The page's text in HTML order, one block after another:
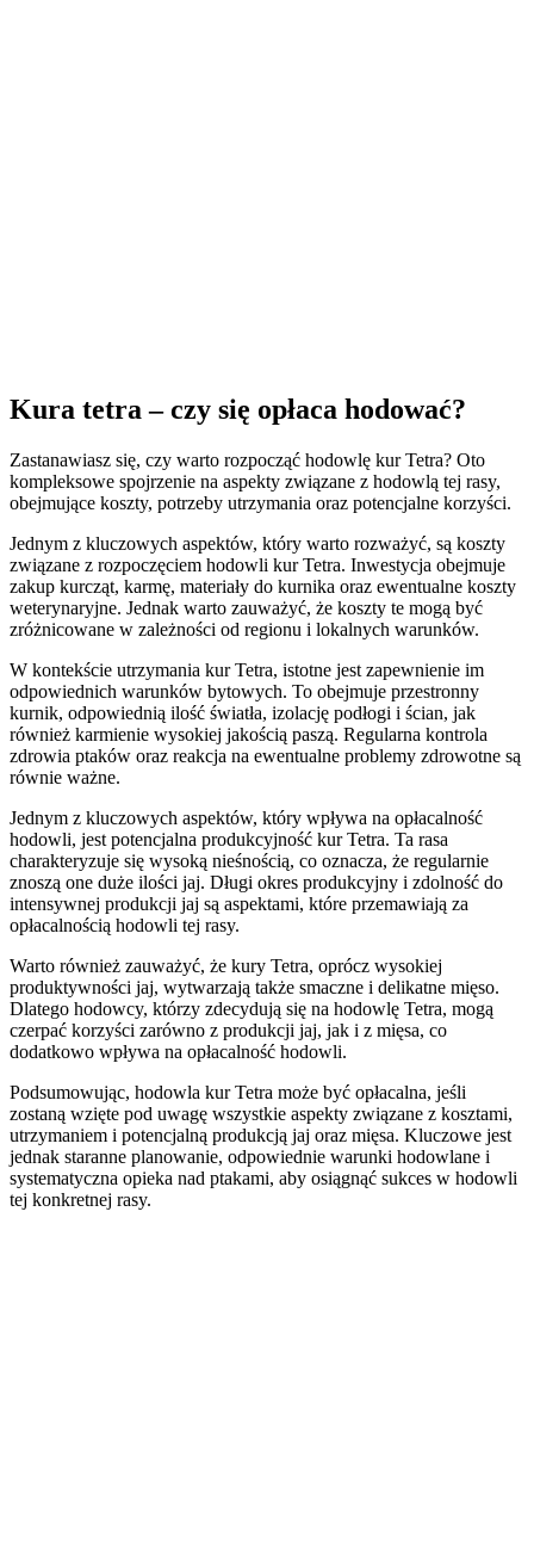
Kura tetra – czy się opłaca hodować?
Zastanawiasz się, czy warto rozpocząć hodowlę kur Tetra? Oto
kompleksowe spojrzenie na aspekty związane z hodowlą tej rasy,
obejmujące koszty, potrzeby utrzymania oraz potencjalne korzyści.
Jednym z kluczowych aspektów, który warto rozważyć, są koszty
związane z rozpoczęciem hodowli kur Tetra. Inwestycja obejmuje
zakup kurcząt, karmę, materiały do kurnika oraz ewentualne koszty
weterynaryjne. Jednak warto zauważyć, że koszty te mogą być
zróżnicowane w zależności od regionu i lokalnych warunków.
W kontekście utrzymania kur Tetra, istotne jest zapewnienie im
odpowiednich warunków bytowych. To obejmuje przestronny
kurnik, odpowiednią ilość światła, izolację podłogi i ścian, jak
również karmienie wysokiej jakością paszą. Regularna kontrola
zdrowia ptaków oraz reakcja na ewentualne problemy zdrowotne są
równie ważne.
Jednym z kluczowych aspektów, który wpływa na opłacalność
hodowli, jest potencjalna produkcyjność kur Tetra. Ta rasa
charakteryzuje się wysoką nieśnością, co oznacza, że regularnie
znoszą one duże ilości jaj. Długi okres produkcyjny i zdolność do
intensywnej produkcji jaj są aspektami, które przemawiają za
opłacalnością hodowli tej rasy.
Warto również zauważyć, że kury Tetra, oprócz wysokiej
produktywności jaj, wytwarzają także smaczne i delikatne mięso.
Dlatego hodowcy, którzy zdecydują się na hodowlę Tetra, mogą
czerpać korzyści zarówno z produkcji jaj, jak i z mięsa, co
dodatkowo wpływa na opłacalność hodowli.
Podsumowując, hodowla kur Tetra może być opłacalna, jeśli
zostaną wzięte pod uwagę wszystkie aspekty związane z kosztami,
utrzymaniem i potencjalną produkcją jaj oraz mięsa. Kluczowe jest
jednak staranne planowanie, odpowiednie warunki hodowlane i
systematyczna opieka nad ptakami, aby osiągnąć sukces w hodowli
tej konkretnej rasy.